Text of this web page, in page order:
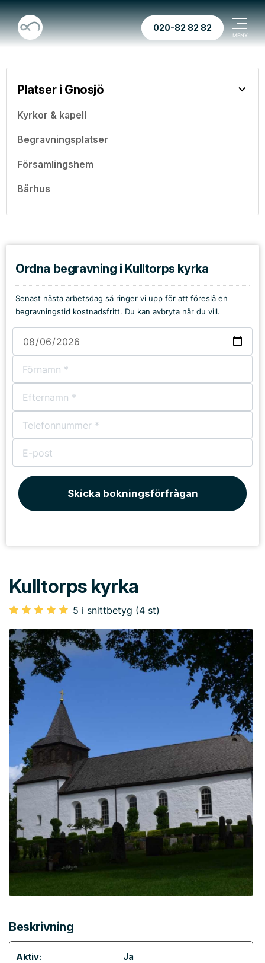
020-82 82 82
Platser i Gnosjö
Kyrkor & kapell
Begravningsplatser
Församlingshem
Bårhus
Ordna begravning i Kulltorps kyrka
Senast nästa arbetsdag så ringer vi upp för att föreslå en
begravningstid kostnadsfritt. Du kan avbryta när du vill.
Skicka bokningsförfrågan
Kulltorps kyrka
5 i snittbetyg (4 st)
Beskrivning
Aktiv: Ja